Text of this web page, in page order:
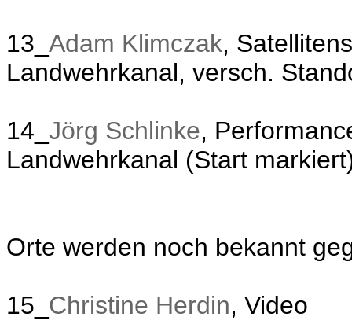
13_ Adam Klimczak,
Landwehrkanal, versch.
14_ Jörg Schlinke,
Landwehrkanal (Start
Orte werden noch bekannt
15_ Christine Herdin, Video